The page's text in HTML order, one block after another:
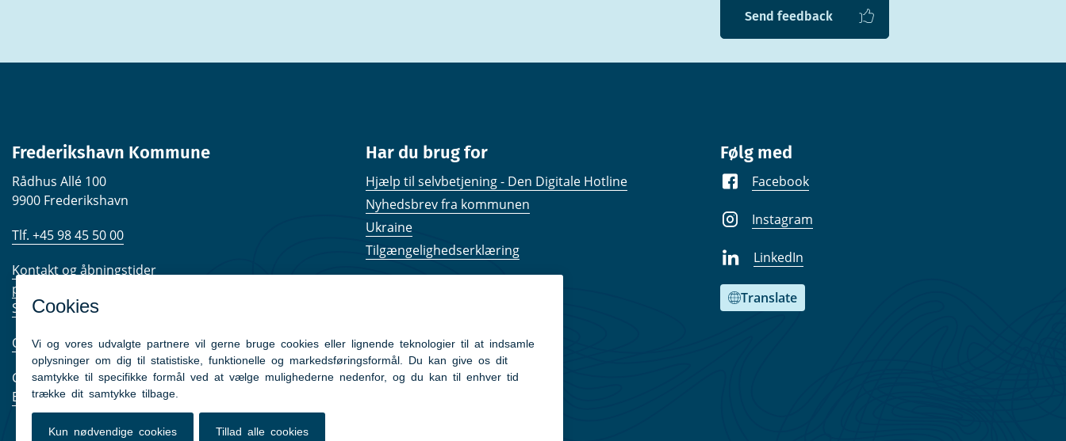
Send feedback
Frederikshavn Kommune
Rådhus Allé 100
9900 Frederikshavn
Tlf. +45 98 45 50 00
Kontakt og åbningstider
post@frederikshavn.dk
Send sikker mail
Om kommunen
CVR nr. 29189498
EAN-numre
Har du brug for
Hjælp til selvbetjening - Den Digitale Hotline
Nyhedsbrev fra kommunen
Ukraine
Tilgængelighedserklæring
Følg os på Facebook
Pressekontakt
Følg med
Facebook
Instagram
LinkedIn
Translate